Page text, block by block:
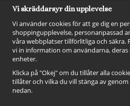
För avvikande öppettider:Titta här
Vi skräddarsyr din upplevelse
Vi använder cookies för att ge dig en
shoppingupplevelse, personanpassad
våra webbplatser tillförlitliga och säkra.
vi in information om användarna,
enheter.
Klicka på "Okej" om du tillåter alla
tillåter och vilka du vill stänga av
nedan.